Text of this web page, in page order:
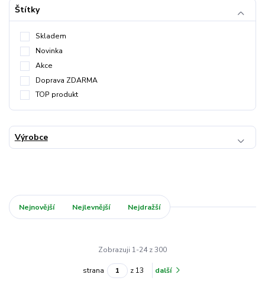
Štítky
Skladem
Novinka
Akce
Doprava ZDARMA
TOP produkt
Výrobce
Nejnovější Nejlevnější Nejdražší
Zobrazuji 1-24 z 300
strana z 13 další